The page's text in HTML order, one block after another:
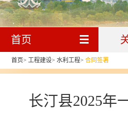
首页
首页> 工程建设> 水利工程> 合同签署
长汀县2025年